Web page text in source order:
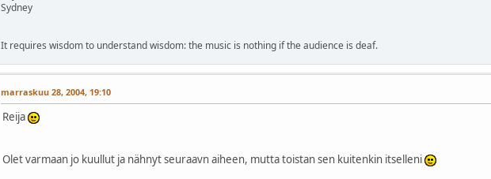
Sydney
It requires wisdom to understand wisdom: the music is nothing if the audience is deaf.
marraskuu 28, 2004, 19:10
Reija
Olet varmaan jo kuullut ja nähnyt seuraavn aiheen, mutta toistan sen kuitenkin itselleni